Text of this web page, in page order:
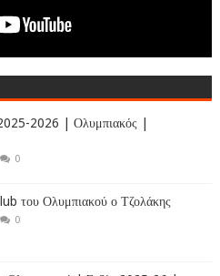
2026 | Ολυμπιακός |
0
του Ολυμπιακού ο Τζολάκης
0